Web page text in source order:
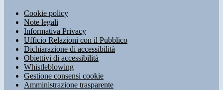
Cookie policy
Note legali
Informativa Privacy
Ufficio Relazioni con il Pubblico
Dichiarazione di accessibilità
Obiettivi di accessibilità
Whistleblowing
Gestione consensi cookie
Amministrazione trasparente